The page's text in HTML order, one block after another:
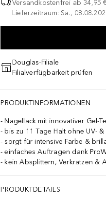
Versandkostenfrei ab 34,95
Lieferzeitraum: Sa.,
Douglas-Filiale
Filialverfügbarkeit prüfen
PRODUKTINFORMATIONEN
Nagellack mit innovativer Gel-
bis zu 11 Tage Halt ohne UV- &
sorgt für intensive Farbe &
einfaches Auftragen dank
kein Absplittern, Verkratzen &
PRODUKTDETAILS